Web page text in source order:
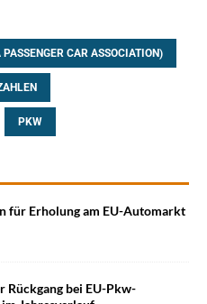
CAR ASSOCIATION)
PKW
für Erholung am EU-Automarkt
Rückgang bei EU-Pkw-